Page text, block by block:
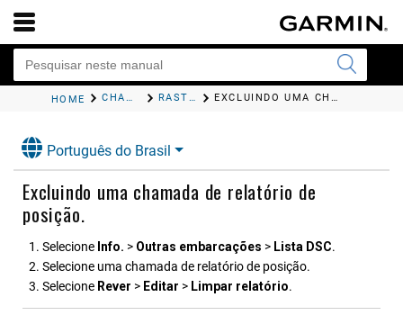
HOME CHAMADAS SELETIVAS DIGITAIS RASTREAMENTO DE POSIÇÃO EXCLUINDO UMA CHAMADA DE RELATÓRIO DE POSIÇÃO.
Português do Brasil
Excluindo uma chamada de relatório de
posição.
Selecione Info. > Outras embarcações > Lista DSC.
Selecione uma chamada de relatório de posição.
Selecione Rever > Editar > Limpar relatório.